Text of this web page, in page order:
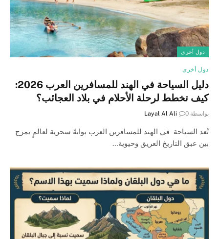
دول أخرى
دول أخرى
دليل السياحة في الهند للمسافرين العرب 2026:
كيف تخطط لرحلة الأحلام في بلاد العجائب؟
بواسطة Layal Al Ali 0
تُعد السياحة في الهند للمسافرين العرب بوابةً سحرية لعالمٍ يمزج
بين عبق التاريخ العريق وحيوية…